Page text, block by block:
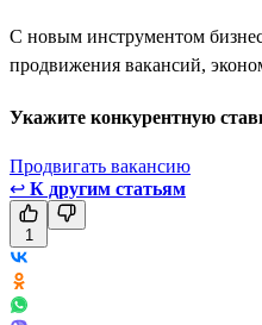
С новым инструментом
продвижения вакансий,
Укажите конкурентную
Продвигать вакансию
↩ К другим статьям
1